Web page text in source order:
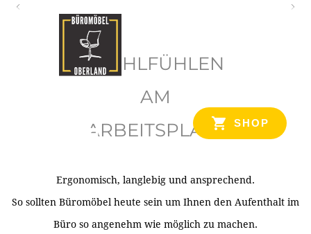
SHOP
WOHLFÜHLEN
AM
ARBEITSPLATZ
Ergonomisch, langlebig und ansprechend.
So sollten Büromöbel heute sein um Ihnen den Aufenthalt im
Büro so angenehm wie möglich zu machen.